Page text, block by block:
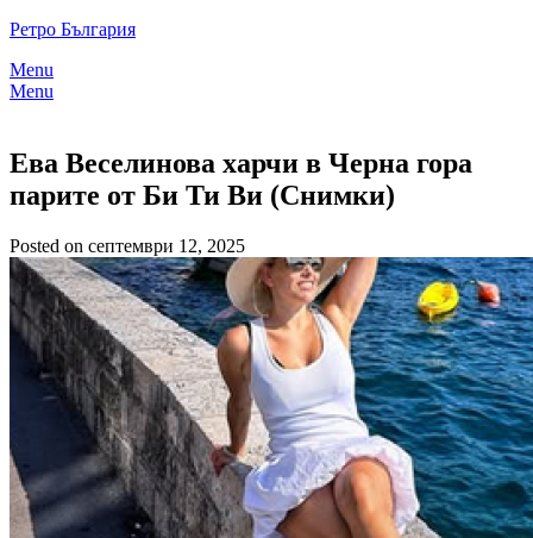
Skip
content
Ретро България
Menu
Menu
Ева Веселинова харчи в Черна гора
парите от Би Ти Ви (Снимки)
Posted on септември 12, 2025